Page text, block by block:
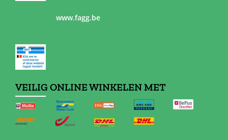
www.fagg.be
VEILIG ONLINE WINKELEN MET